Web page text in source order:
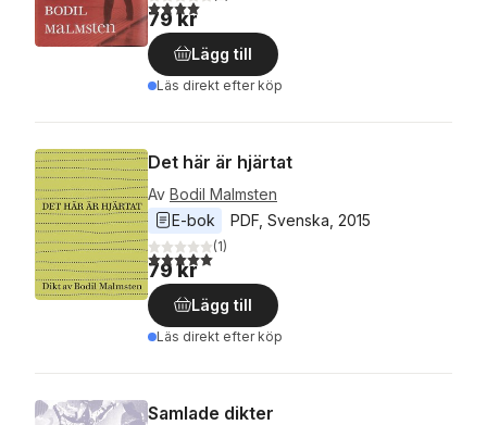
4,0utav 5 stjärnor. Totalt antal röster:
79 kr
Lägg till
Läs direkt efter köp
Det här är hjärtat
Av Bodil Malmsten
E-bok
PDF Svenska 2015
5,0utav 5 stjärnor. Totalt antal röster:
(1)
79 kr
Lägg till
Läs direkt efter köp
Samlade dikter